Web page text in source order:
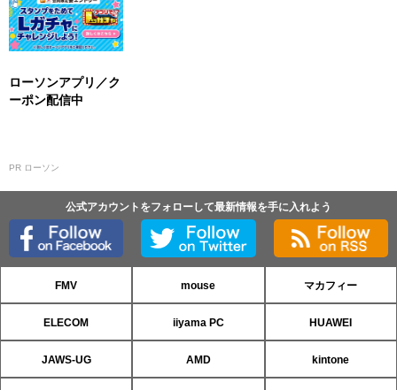
ローソンアプリ／ク
ーポン配信中
PR ローソン
公式アカウントをフォローして最新情報を手に入れよう
FMV mouse マカフィー
ELECOM iiyama PC HUAWEI
JAWS-UG AMD kintone